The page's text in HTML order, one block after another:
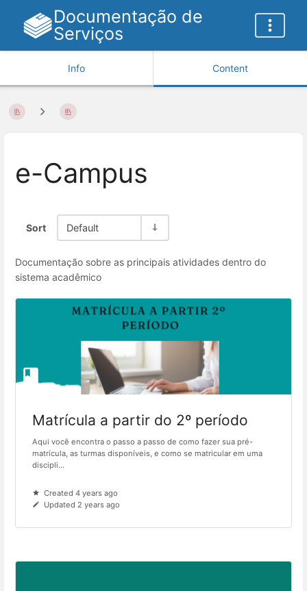
Documentação de
Serviços
Info Content
e-Campus
Sort Default
Documentação sobre as principais atividades dentro do
sistema acadêmico
Matrícula a partir do 2º período
Aqui você encontra o passo a passo de como fazer sua pré-
matrícula, as turmas disponíveis, e como se matricular em uma
discipli...
Created 4 years ago
Updated 2 years ago